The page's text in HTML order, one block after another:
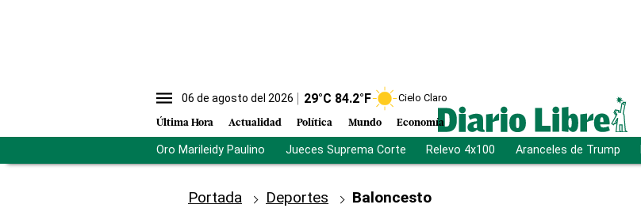
06 de agosto del 2026 29°C 84.2°F Cielo Claro
Última Hora Actualidad Política Mundo Economía
Oro Marileidy Paulino Jueces Suprema Corte Relevo 4x100 Aranceles de Trump
Portada Deportes Baloncesto